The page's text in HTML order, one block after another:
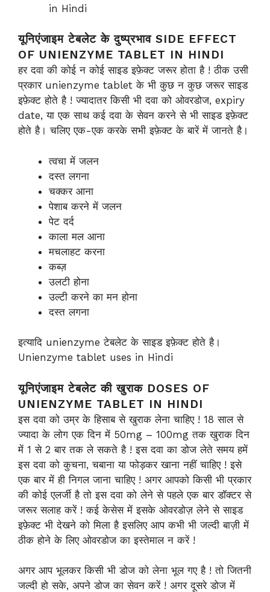
in Hindi
यूनिएंजाइम टेबलेट के दुष्प्रभाव SIDE EFFECT
OF UNIENZYME TABLET IN HINDI
हर दवा की कोई न कोई साइड इफ़ेक्ट जरूर होता है ! ठीक उसी
प्रकार unienzyme tablet के भी कुछ न कुछ जरूर साइड
इफ़ेक्ट होते है ! ज्यादातर किसी भी दवा को ओवरडोज, expiry
date, या एक साथ कई दवा के सेवन करने से भी साइड इफ़ेक्ट
होते है। चलिए एक-एक करके सभी इफ़ेक्ट के बारें में जानते है।
त्वचा में जलन
दस्त लगना
चक्कर आना
पेशाब करने में जलन
पेट दर्द
काला मल आना
मचलाहट करना
कब्ज़
उलटी होना
उल्टी करने का मन होना
दस्त लगना
इत्यादि unienzyme टेबलेट के साइड इफ़ेक्ट होते है।
Unienzyme tablet uses in Hindi
यूनिएंजाइम टेबलेट की खुराक DOSES OF
UNIENZYME TABLET IN HINDI
इस दवा को उम्र के हिसाब से खुराक लेना चाहिए ! 18 साल से
ज्यादा के लोग एक दिन में 50mg – 100mg तक खुराक दिन
में 1 से 2 बार तक ले सकते है ! इस दवा का डोज लेते समय हमें
इस दवा को कुचना, चबाना या फोड़कर खाना नहीं चाहिए ! इसे
एक बार में ही निगल जाना चाहिए ! अगर आपको किसी भी प्रकार
की कोई एलर्जी है तो इस दवा को लेने से पहले एक बार डॉक्टर से
जरूर सलाह करें ! कई केसेस में इसके ओवरडोज़ लेने से साइड
इफ़ेक्ट भी देखने को मिला है इसलिए आप कभी भी जल्दी बाज़ी में
ठीक होने के लिए ओवरडोज का इस्तेमाल न करें !
अगर आप भूलकर किसी भी डोज को लेना भूल गए है ! तो जितनी
जल्दी हो सके, अपने डोज का सेवन करें ! अगर दूसरे डोज में